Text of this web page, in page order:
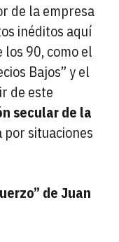
de la empresa
inéditos aquí
90, como el
Bajos” y el
de este
secular de la
por situaciones
de Juan